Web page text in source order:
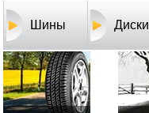
Шины Диски